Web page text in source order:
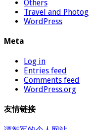
Others
Travel and
WordPress
Meta
Log in
Entries feed
Comments feed
WordPress.org
友情链接